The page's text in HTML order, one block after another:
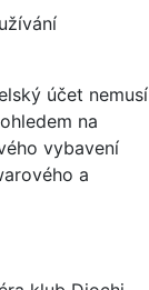
účet nemusí
na
vybavení
a